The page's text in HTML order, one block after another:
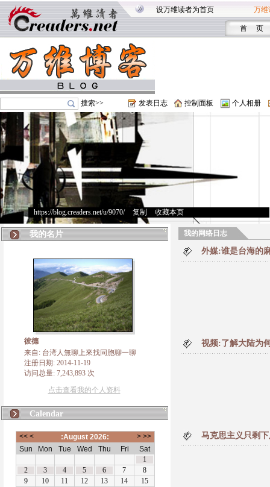
设万维读者为首页 万维
首 页
搜索>> 发表日志 控制面板 个人相册
https://blog.creaders.net/u/9070/> 复制 收藏本页
我的名片
彼德
来自: 台湾人無聊上來找同胞聊一聊
注册日期: 2014-11-19
访问总量: 7,243,893 次
点击查看我的个人资料
Calendar
我的网络日志
外媒:谁是台海的
视频:了解大陆为
马克思主义只剩